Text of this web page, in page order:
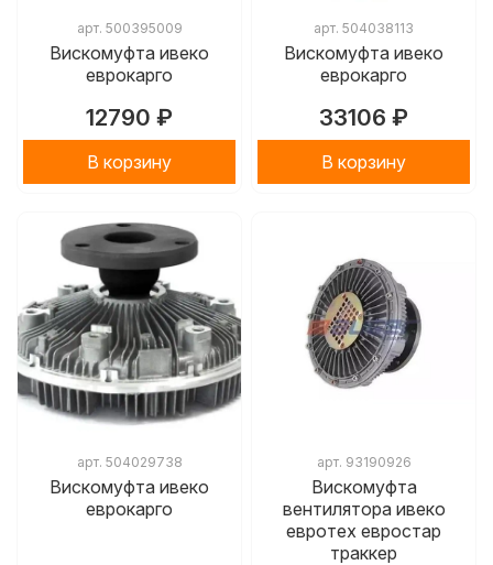
арт. 500395009
Вискомуфта ивеко
еврокарго
12790 ₽
В корзину
арт. 504038113
Вискомуфта ивеко
еврокарго
33106 ₽
В корзину
арт. 504029738
Вискомуфта ивеко
еврокарго
арт. 93190926
Вискомуфта
вентилятора ивеко
евротех евростар
траккер